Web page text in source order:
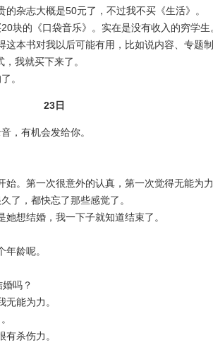
杂志大概是50元了，不过我不买《生活》。
的《口袋音乐》。实在是没有收入的穷学生
本书对我以后可能有用，比如说内容、专题
我就买下来了。
。
23日
有机会发给你。
。第一次很意外的认真，第一次觉得无能为
，都快忘了那些感觉了。
想结婚，我一下子就知道结束了。
龄呢。
吗？
能为力。
杀伤力。